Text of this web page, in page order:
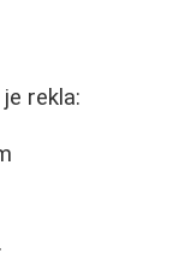
rekla: